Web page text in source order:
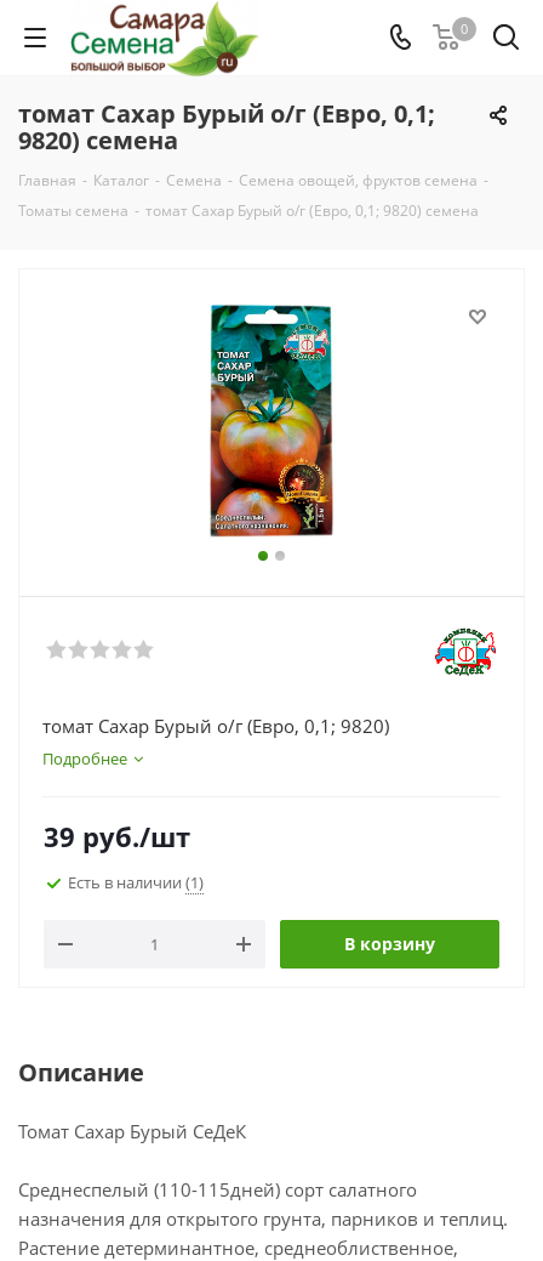
0
томат Сахар Бурый о/г (Евро, 0,1;
9820) семена
Главная - Каталог - Семена - Семена овощей, фруктов семена -
Томаты семена - томат Сахар Бурый о/г (Евро, 0,1; 9820) семена
томат Сахар Бурый о/г (Евро, 0,1; 9820)
Подробнее
39 руб./шт
Есть в наличии (1)
В корзину
Описание
Томат Сахар Бурый СеДеК
Среднеспелый (110-115дней) сорт салатного
назначения для открытого грунта, парников и теплиц.
Растение детерминантное, среднеоблиственное,